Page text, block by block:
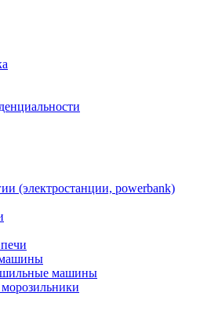
(электростанции, powerbank)
машины